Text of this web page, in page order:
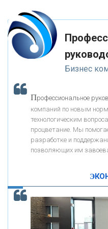
«РОСЕВРОБАНК»
«ПРЕСС-СЛУЖБА
«АВТОГРАДБАНК»
«ПРОМРЕГИОНБАНК»
ОНАС
Как Система
изменила
-- Лучшее, что можно сделать с
мимо ушей. Он никогда не
-- Люблю давать советы и
Бизнес
Профессиональное
компаний по новым
технологическим
процветание. Мы
разработке и
позволяющих им